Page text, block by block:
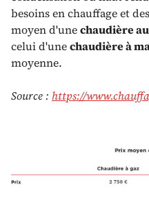
besoins en chauffage et
moyen d'unechaudière
celui d'unechaudière à
moyenne.
Source : https://